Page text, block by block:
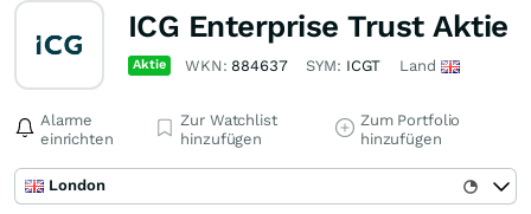
ICG Enterprise Trust Aktie
Aktie WKN: 884637 SYM: ICGT Land
Alarme
einrichten
Zur Watchlist
hinzufügen
Zum Portfolio
hinzufügen
London